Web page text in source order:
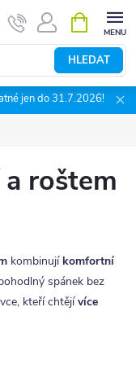
HLEDAT
NÁKUPNÍ
KOŠÍK
jen do 31.7.2026!
roštem
kombinují komfortní
spánek bez
kteří chtějívíce